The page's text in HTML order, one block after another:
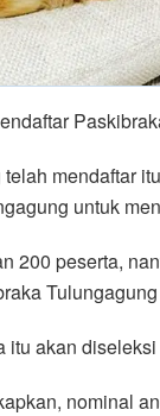
mendaftar
untuk
200 peserta,
itu akan
nominal